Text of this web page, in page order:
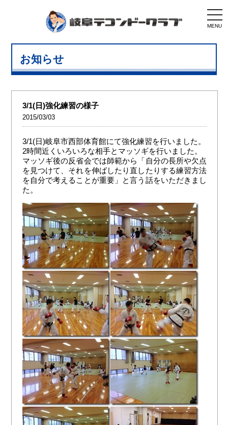
MENU
お知らせ
3/1(日)強化練習の様子
2015/03/03
3/1(日)岐阜市西部体育館にて強化練習を行いました。
2時間近くいろいろな相手とマッソギを行いました。
マッソギ後の反省会では師範から「自分の長所や欠点
を見つけて、それを伸ばしたり直したりする練習方法
を自分で考えることが重要」と言う話をいただきまし
た。